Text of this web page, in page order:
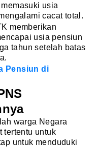
usia
cacat total.
memberikan
usia pensiun
tahun setelah batas
Pensiun di
warga Negara
tertentu untuk
untuk menduduki